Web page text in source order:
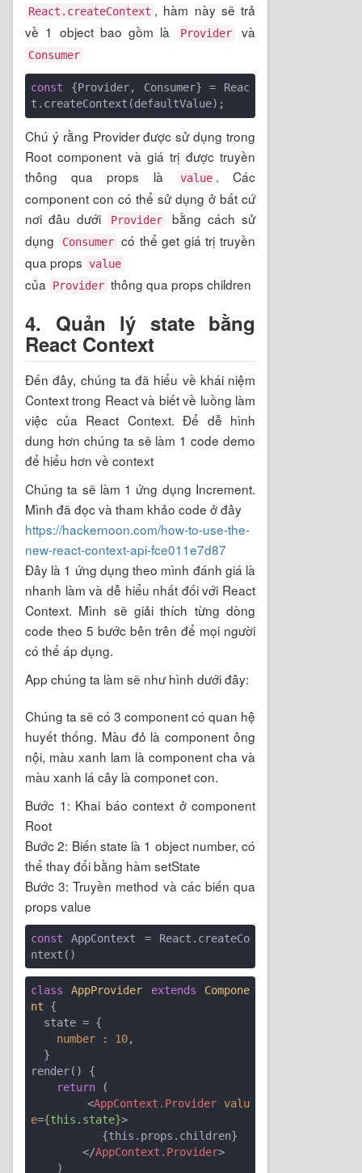
React.createContext , hàm này sẽ trả
về 1 object bao gồm là
Provider và
Consumer
const {Provider, Consumer} = Reac
Chú ý rằng Provider được sử dụng trong
Root component và giá trị được truyền
thông qua props là
value . Các
component con có thể sử dụng ở bất cứ
nơi đâu dưới
Provider
bằng cách sử
dụng
Consumer có thể get giá trị truyền
qua props value
của Provider thông qua props children
4. Quản lý state bằng
React Context
Đến đây, chúng ta đã hiểu về khái niệm
Context trong React và biết về luồng làm
việc của React Context. Để dễ hình
dung hơn chúng ta sẽ làm 1 code demo
để hiểu hơn về context
Chúng ta sẽ làm 1 ứng dụng Increment.
Mình đã đọc và tham khảo code ở đây
https://hackernoon.com/how-to-use-the-
new-react-context-api-fce011e7d87
Đây là 1 ứng dụng theo mình đánh giá là
nhanh làm và dễ hiểu nhất đối với React
Context. Mình sẽ giải thích từng dòng
code theo 5 bước bên trên để mọi người
có thể áp dụng.
App chúng ta làm sẽ như hình dưới đây:
Chúng ta sẽ có 3 component có quan hệ
huyết thống. Màu đỏ là component ông
nội, màu xanh lam là component cha và
màu xanh lá cây là componet con.
Bước 1: Khai báo context ở component
Root
Bước 2: Biến state là 1 object number, có
thể thay đổi bằng hàm setState
Bước 3: Truyền method và các biến qua
props value
const AppContext = React.createCo
class AppProvider extends
Compone
nt
{
number : 10,
render() {
return (
<AppContext.Provider valu
e={this.state}>
</AppContext.Provider>